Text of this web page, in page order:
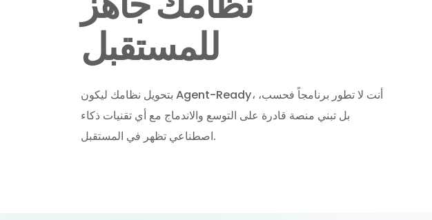
للمستقبل
بتحويل نظامك ليكون Agent-Ready، أنت لا تطور برنامجاً فحسب،
بل تبني منصة قادرة على التوسع والاندماج مع أي تقنيات ذكاء
اصطناعي تظهر في المستقبل.